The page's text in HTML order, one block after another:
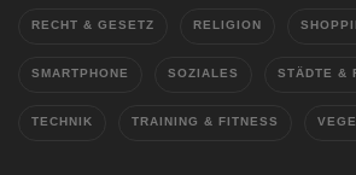
RECHT & GESETZ RELIGION
SMARTPHONE SOZIALES STÄDTE &
TECHNIK TRAINING & FITNESS